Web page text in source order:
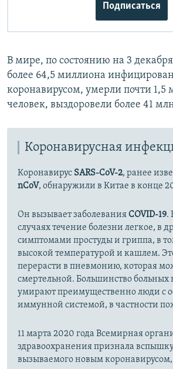
Подписаться
В мире, по состоянию на 3
более 64,5 миллиона
коронавирусом, умерли почти 1,5
человек, выздоровели более 41
Коронавирусная
Коронавирус SARS-CoV-2, ранее
nCoV, обнаружили в Китае в конце
Он вызывает заболеванияCOVID-19.
случаях течение болезни легкое, в
симптомами простуды и гриппа, в
высокой температурой и кашлем.
перерасти в пневмонию, которая
смертельной. Большинство больных
умирают преимущественно люди с
иммунной системой, в частности
11 марта 2020 года Всемирная
здравоохранения признала
вызываемого новым